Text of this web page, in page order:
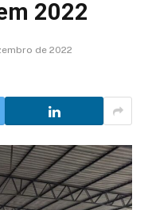
2022
de 2022